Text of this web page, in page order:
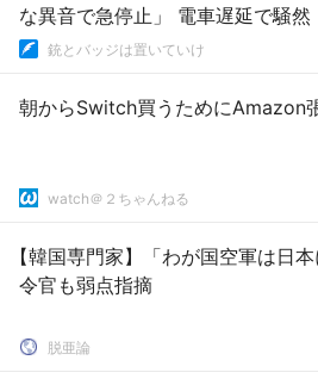
な異音で急停止」 電車遅延で騒然
銃とバッジは置いていけ
朝からSwitch買うためにAmazon
watch＠２ちゃんねる
【韓国専門家】「わが国空軍は日
令官も弱点指摘
脱亜論